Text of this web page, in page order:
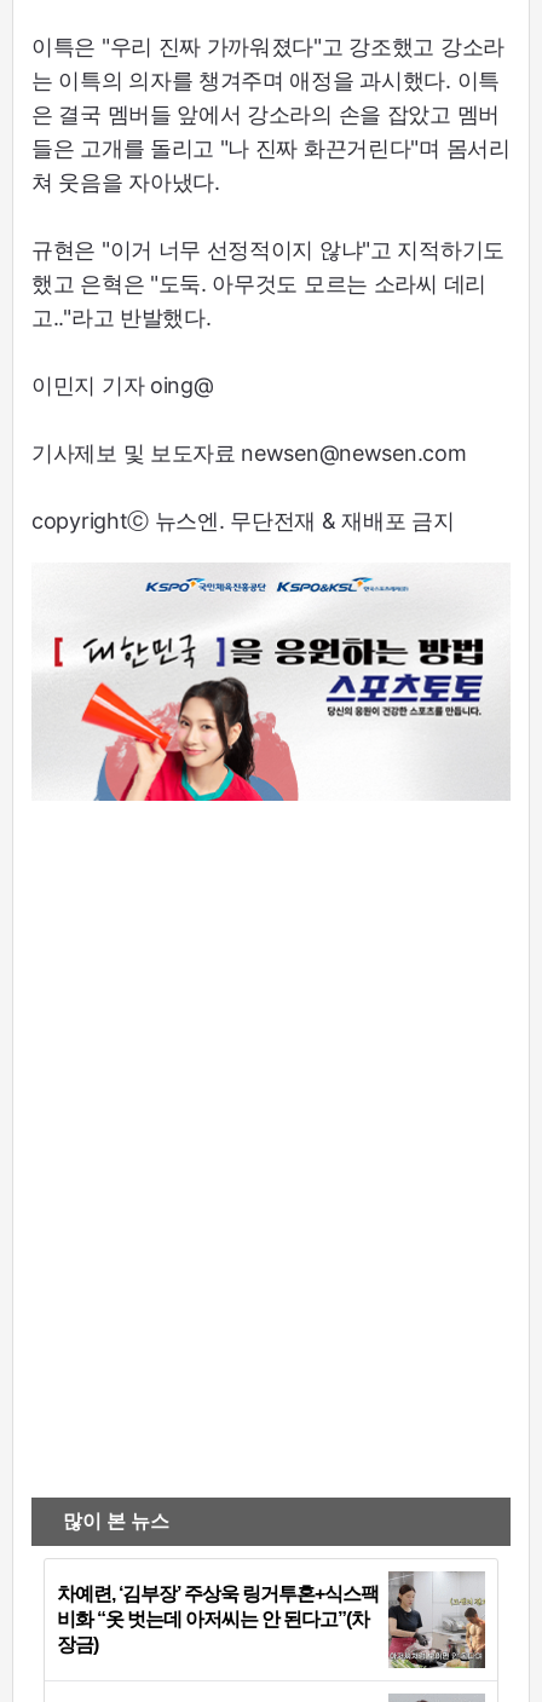
이특은 "우리 진짜 가까워졌다"고 강조했고 강소라
는 이특의 의자를 챙겨주며 애정을 과시했다. 이특
은 결국 멤버들 앞에서 강소라의 손을 잡았고 멤버
들은 고개를 돌리고 "나 진짜 화끈거린다"며 몸서리
쳐 웃음을 자아냈다.
규현은 "이거 너무 선정적이지 않냐"고 지적하기도
했고 은혁은 "도둑. 아무것도 모르는 소라씨 데리
고.."라고 반발했다.
이민지 기자 oing@
기사제보 및 보도자료 newsen@newsen.com
copyrightⓒ 뉴스엔. 무단전재 & 재배포 금지
많이 본 뉴스
차예련, ‘김부장’ 주상욱 링거투혼+식스팩
비화 “옷 벗는데 아저씨는 안 된다고”(차
장금)